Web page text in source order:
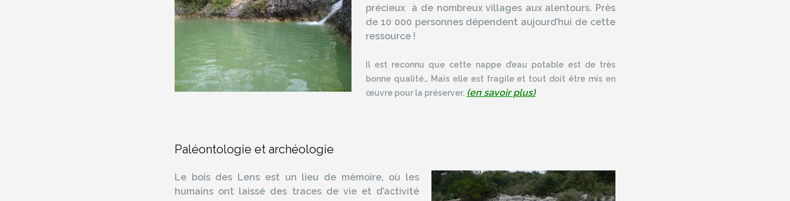
précieux à de nombreux villages aux alentours. Près
de 10 000 personnes dépendent aujourd’hui de cette
ressource !
Il est reconnu que cette nappe d’eau potable est de très
bonne qualité… Mais elle est fragile et tout doit être mis en
œuvre pour la préserver. (en savoir plus)
Paléontologie et archéologie
Le bois des Lens est un lieu de mémoire, où les
humains ont laissé des traces de vie et d’activité